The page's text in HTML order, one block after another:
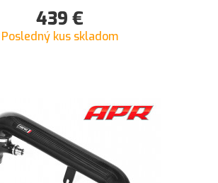
439 €
Posledný kus skladom